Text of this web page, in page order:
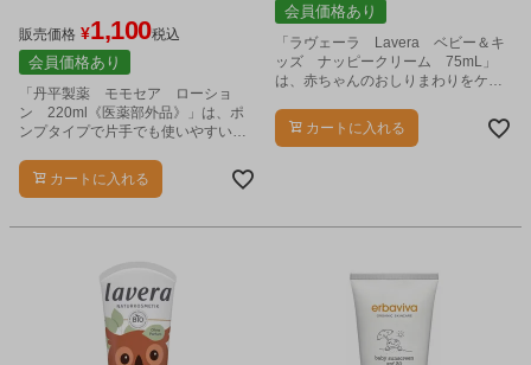
販売価格 ¥1,100税込
会員価格あり
「丹平製薬 モモセア ローショ
ン 220ml《医薬部外品》」は、ポ
ンプタイプで片手でも使いやすい、
です。
カートに入れる
会員価格あり
「ラヴェーラ Lavera ベビー＆キ
ッズ ナッピークリーム 75mL」
は、赤ちゃんのおしりまわりをケア
カートに入れる